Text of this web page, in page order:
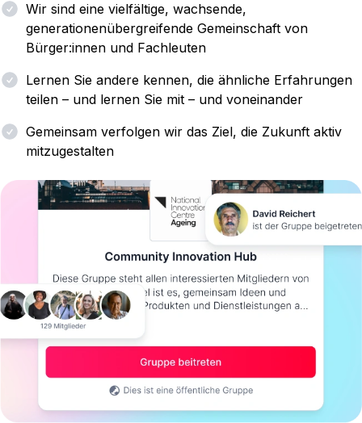
Wir sind eine vielfältige, wachsende,
generationenübergreifende Gemeinschaft von
Bürger:innen und Fachleuten
Lernen Sie andere kennen, die ähnliche Erfahrungen
teilen – und lernen Sie mit – und voneinander
Gemeinsam verfolgen wir das Ziel, die Zukunft aktiv
mitzugestalten